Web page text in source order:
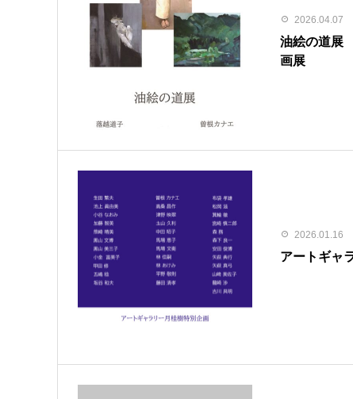
2026.04.07
油絵の道展
画展
2026.01.16
アートギャ